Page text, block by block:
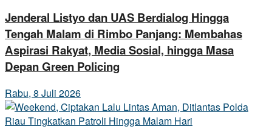
Jenderal Listyo dan UAS Berdialog Hingga
Tengah Malam di Rimbo Panjang: Membahas
Aspirasi Rakyat, Media Sosial, hingga Masa
Depan Green Policing
Rabu, 8 Juli 2026